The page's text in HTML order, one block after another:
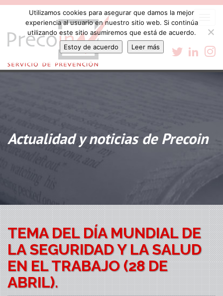
Actualidad y noticias de Precoin
TEMA DEL DÍA MUNDIAL DE
LA SEGURIDAD Y LA SALUD
EN EL TRABAJO (28 DE
ABRIL).
Utilizamos cookies para asegurar que damos la mejor
experiencia al usuario en nuestro sitio web. Si continúa
utilizando este sitio asumiremos que está de acuerdo.
Estoy de acuerdo
Leer más